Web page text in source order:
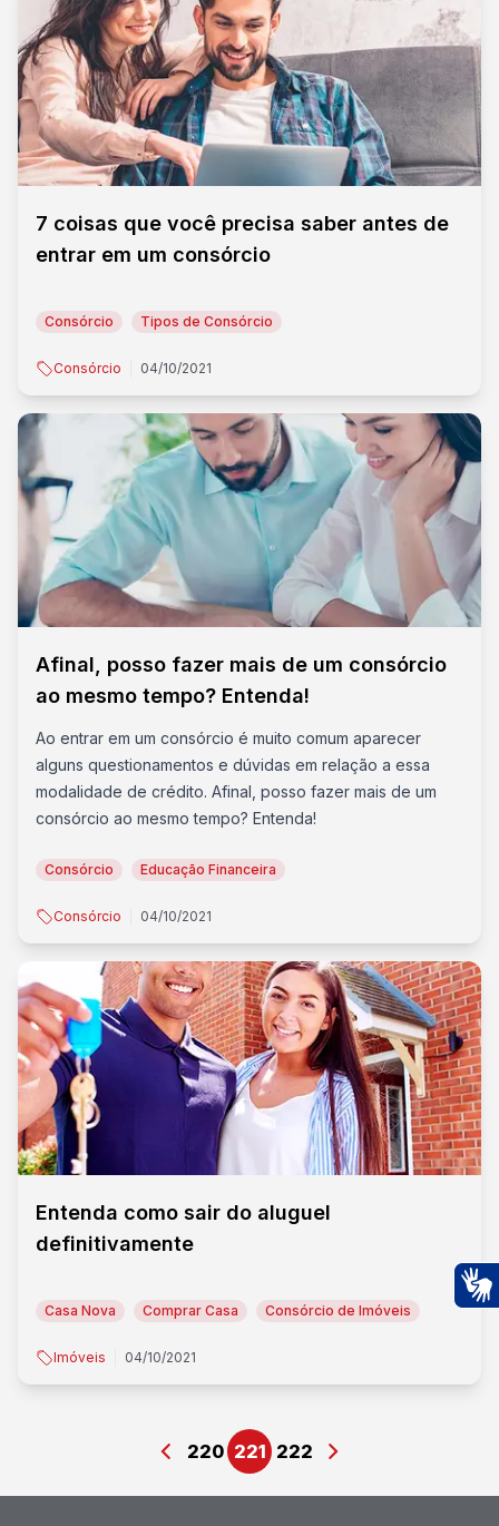
7 coisas que você precisa saber antes de
entrar em um consórcio
Consórcio Tipos de Consórcio
Consórcio 04/10/2021
Afinal, posso fazer mais de um consórcio
ao mesmo tempo? Entenda!
Ao entrar em um consórcio é muito comum aparecer
alguns questionamentos e dúvidas em relação a essa
modalidade de crédito. Afinal, posso fazer mais de um
consórcio ao mesmo tempo? Entenda!
Consórcio Educação Financeira
Consórcio 04/10/2021
Entenda como sair do aluguel
definitivamente
Casa Nova Comprar Casa Consórcio de Imóveis
Imóveis 04/10/2021
220 221 222